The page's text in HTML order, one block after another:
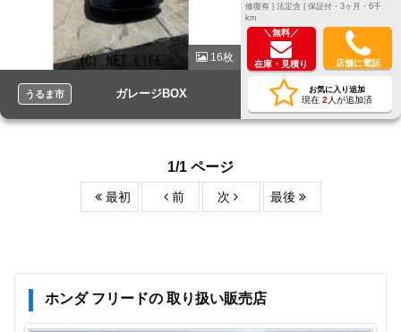
16枚
うるま市 ガレージBOX
修復有 | 法定含 | 保証付・3ヶ月・6千
km
＼無料／
在庫・見積り 店舗に電話
お気に入り追加
現在 2 人が追加済
1/1 ページ
最初 前 次 最後
ホンダ フリードの 取り扱い販売店